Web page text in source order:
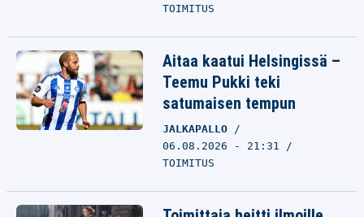
TOIMITUS
Aitaa kaatui Helsingissä –
Teemu Pukki teki
satumaisen tempun
JALKAPALLO
06.08.2026 - 21:31
TOIMITUS